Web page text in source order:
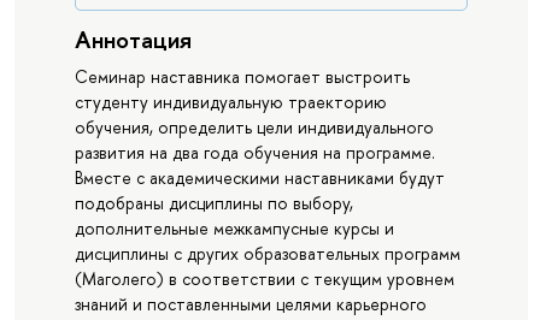
Аннотация
Семинар наставника помогает выстроить
студенту индивидуальную траекторию
обучения, определить цели индивидуального
развития на два года обучения на программе.
Вместе с академическими наставниками будут
подобраны дисциплины по выбору,
дополнительные межкампусные курсы и
дисциплины с других образовательных программ
(Маголего) в соответствии с текущим уровнем
знаний и поставленными целями карьерного